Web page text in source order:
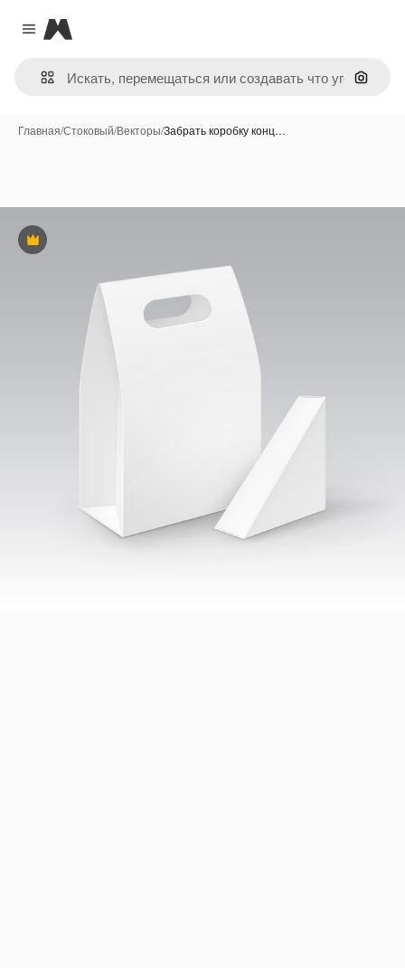
Close menu
Magnific
Поиск
Главная/Стоковый/Векторы/Забрать коробку конц…
Премиум